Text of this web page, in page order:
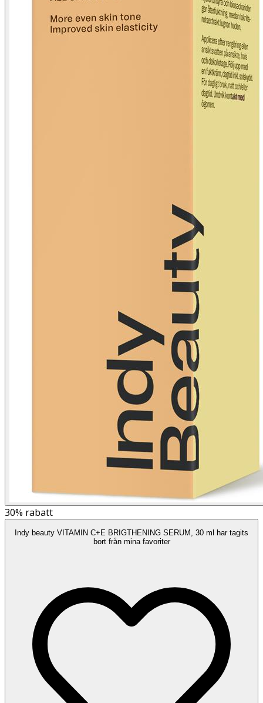
30% rabatt
Indy beauty VITAMIN C+E BRIGTHENING SERUM, 30 ml har tagits
bort från mina favoriter